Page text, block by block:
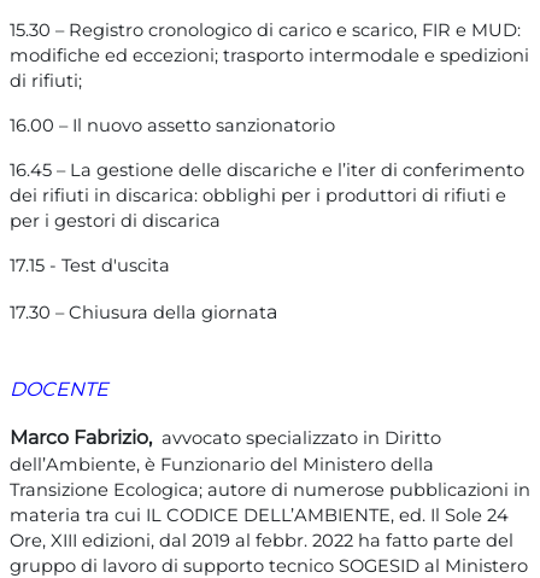
15.30 – Registro cronologico di carico e scarico, FIR e MUD:
modifiche ed eccezioni; trasporto intermodale e spedizioni
di rifiuti;
16.00 – Il nuovo assetto sanzionatorio
16.45 – La gestione delle discariche e l’iter di conferimento
dei rifiuti in discarica: obblighi per i produttori di rifiuti e
per i gestori di discarica
17.15 - Test d'uscita
17.30 – Chiusura della giornata
DOCENTE
Marco Fabrizio, avvocato specializzato in Diritto
dell’Ambiente, è Funzionario del Ministero della
Transizione Ecologica; autore di numerose pubblicazioni in
materia tra cui IL CODICE DELL’AMBIENTE, ed. Il Sole 24
Ore, XIII edizioni, dal 2019 al febbr. 2022 ha fatto parte del
gruppo di lavoro di supporto tecnico SOGESID al Ministero